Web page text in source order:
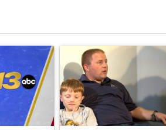
titled "RFK Jr. targets Fauci and pushes
A trending article titled